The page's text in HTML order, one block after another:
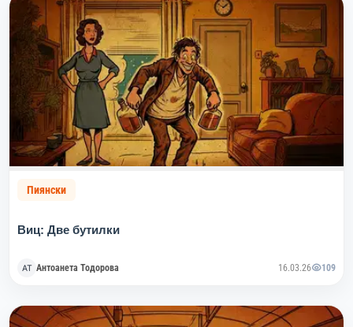
Пиянски
Виц: Две бутилки
Антоанета Тодорова 16.03.26 109